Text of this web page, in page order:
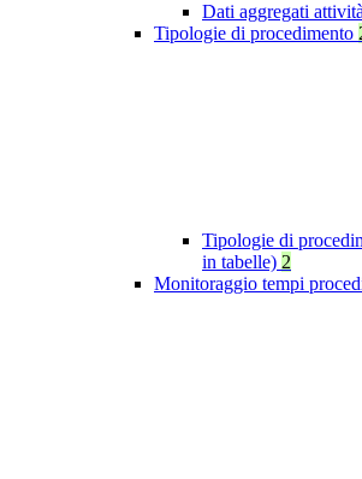
Dati aggregati
Tipologie di procedimento
Tipologie di
in tabelle) 2
Monitoraggio tempi